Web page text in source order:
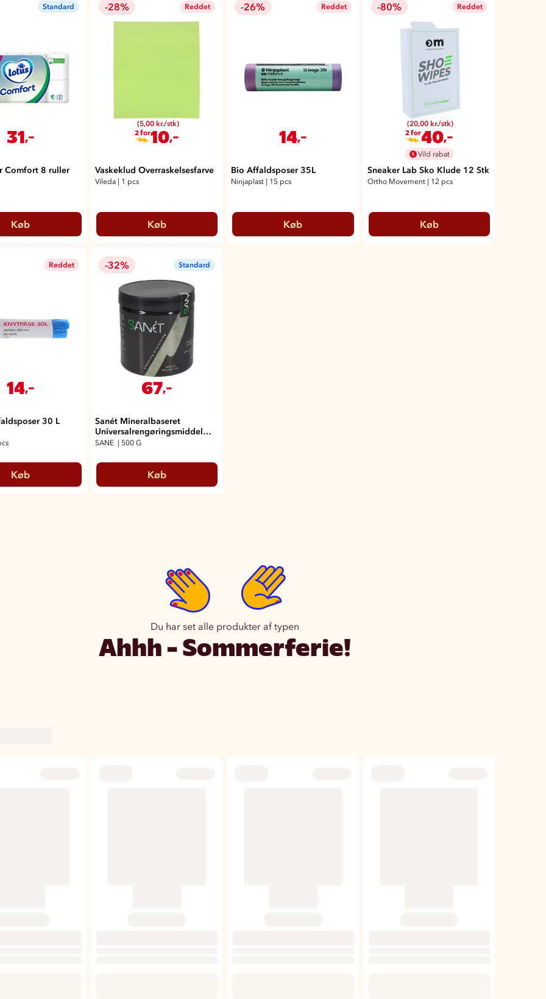
Standard
31,-
Comfort 8 ruller
Køb
-28% Reddet
(5,00 kr./stk)
2 for10,-
Vaskeklud Overraskelsesfarve
Vileda 1 pcs
Køb
-26% Reddet
14,-
Bio Affaldsposer 35L
Ninjaplast 15 pcs
Køb
-80% Reddet
(20,00 kr./stk)
2 for40,-
Vild rabat
Sneaker Lab Sko Klude 12 Stk
Ortho Movement 12 pcs
Køb
Reddet
14,-
30 L
Køb
-32% Standard
67,-
Sanét Mineralbaseret
Universalrengøringsmiddel
500g
SANE | 500 G
Køb
Du har set alle produkter af typen
Ahhh - Sommerferie!